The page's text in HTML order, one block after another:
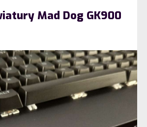
Mad Dog GK900